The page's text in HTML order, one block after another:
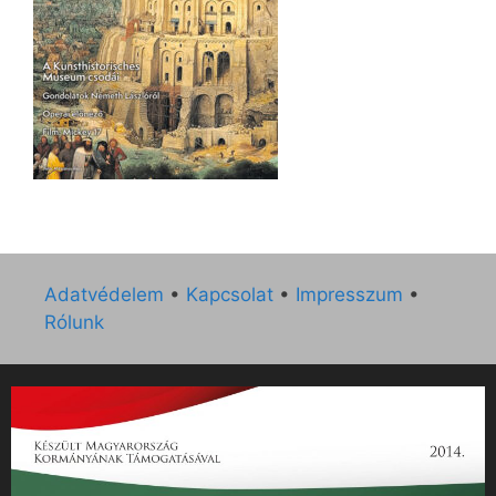
Adatvédelem • Kapcsolat • Impresszum •
Rólunk